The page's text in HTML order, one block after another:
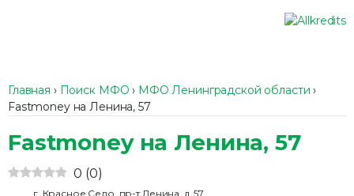
Главная › Поиск МФО › МФО Ленинградской области ›
Fastmoney на Ленина, 57
Fastmoney на Ленина, 57
0 (0)
г. Красное Село, пр-т Ленина, д. 57